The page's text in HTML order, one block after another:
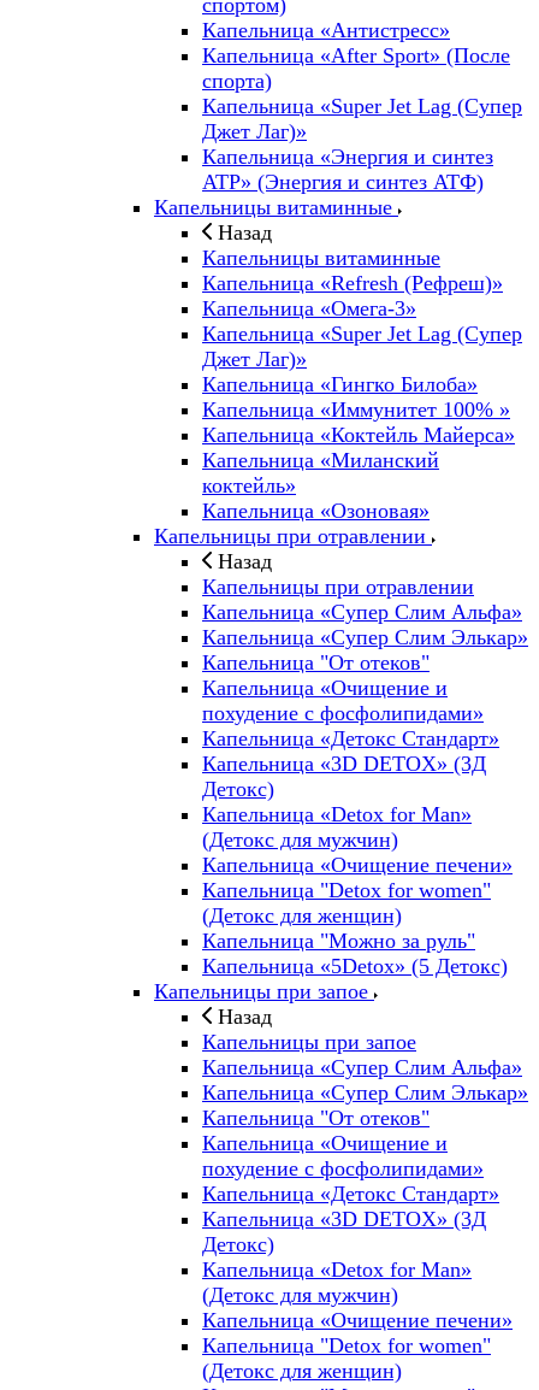
спортом)
Капельница «Антистресс»
Капельница «After Sport» (После
спорта)
Капельница «Super Jet Lag (Супер
Джет Лаг)»
Капельница «Энергия и синтез
ATP» (Энергия и синтез АТФ)
Капельницы витаминные
Назад
Капельницы витаминные
Капельница «Refresh (Рефреш)»
Капельница «Омега-3»
Капельница «Super Jet Lag (Супер
Джет Лаг)»
Капельница «Гингко Билоба»
Капельница «Иммунитет 100% »
Капельница «Коктейль Майерса»
Капельница «Миланский
коктейль»
Капельница «Озоновая»
Капельницы при отравлении
Назад
Капельницы при отравлении
Капельница «Супер Слим Альфа»
Капельница «Супер Слим Элькар»
Капельница "От отеков"
Капельница «Очищение и
похудение с фосфолипидами»
Капельница «Детокс Стандарт»
Капельница «3D DETOX» (3Д
Детокс)
Капельница «Detox for Man»
(Детокс для мужчин)
Капельница «Очищение печени»
Капельница "Detox for women"
(Детокс для женщин)
Капельница "Можно за руль"
Капельница «5Detox» (5 Детокс)
Капельницы при запое
Назад
Капельницы при запое
Капельница «Супер Слим Альфа»
Капельница «Супер Слим Элькар»
Капельница "От отеков"
Капельница «Очищение и
похудение с фосфолипидами»
Капельница «Детокс Стандарт»
Капельница «3D DETOX» (3Д
Детокс)
Капельница «Detox for Man»
(Детокс для мужчин)
Капельница «Очищение печени»
Капельница "Detox for women"
(Детокс для женщин)